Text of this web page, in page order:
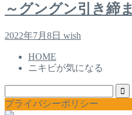
～グングン引き締
2022年7月8日 wish
HOME
ニキビが気になる
プライバシーポリシー